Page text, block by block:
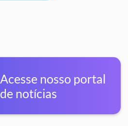
Acesse nosso portal
de notícias